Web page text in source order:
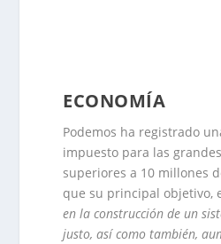
ECONOMÍA
Podemos ha registrado
impuesto para las
superiores a 10 millones
que su principal objetivo,
en la construcción de un
justo, así como también,